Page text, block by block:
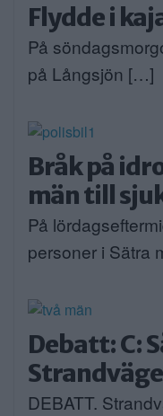
Flydde i
På
på Långsjön […]
Bråk på
män till
På
personer i Sätra
Debatt: C:
DEBATT.